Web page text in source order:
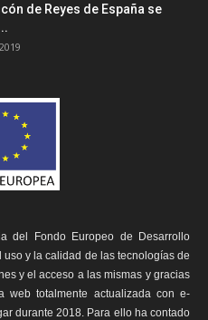
de Reyes de España se
del Fondo Europeo de Desarrollo
y la calidad de las tecnologías de
y el acceso a las mismas y gracias
totalmente actualizada con e-
durante 2018. Para ello ha contado